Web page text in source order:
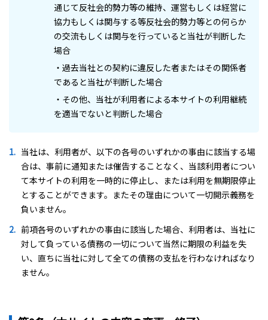
通じて反社会的勢力等の維持、運営もしくは経営に
協力もしくは関与する等反社会的勢力等との何らか
の交流もしくは関与を行っていると当社が判断した
場合
・過去当社との契約に違反した者またはその関係者
であると当社が判断した場合
・その他、当社が利用者による本サイトの利用継続
を適当でないと判断した場合
当社は、利用者が、以下の各号のいずれかの事由に該当する場
合は、事前に通知または催告することなく、当該利用者につい
て本サイトの利用を一時的に停止し、または利用を無期限停止
とすることができます。またその理由について一切開示義務を
負いません。
前項各号のいずれかの事由に該当した場合、利用者は、当社に
対して負っている債務の一切について当然に期限の利益を失
い、直ちに当社に対して全ての債務の支払を行わなければなり
ません。